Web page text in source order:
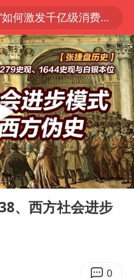
“电影+”如何激发千亿级消费新活力？
书记张毅恭被查
沙特土耳其巴基斯坦签署共同防务协议
河南将重点打击十类新型黑恶犯罪
立秋后养心是关键
一招提升气血
U17国足三连胜晋级明日之星半决赛
四川宜宾市高县4.9级地震致1人死亡
全球首个长时储能一体化产业园量产
13:36
、西方社会进步
0